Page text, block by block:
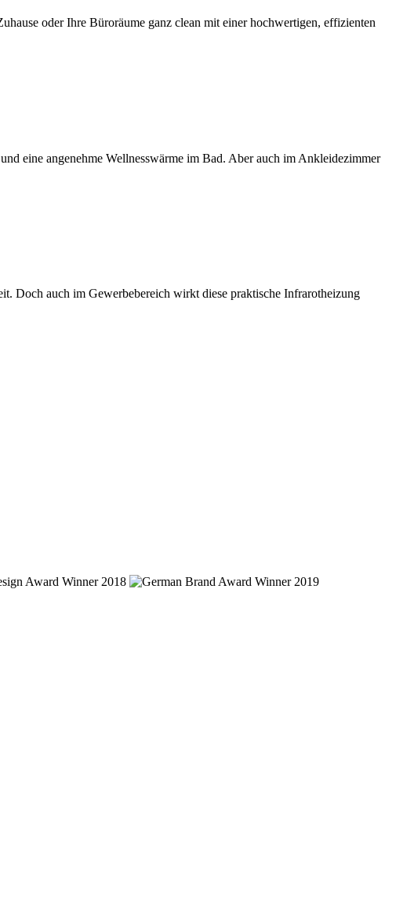
oder Ihre Büroräume ganz clean mit einer hochwertigen, effizienten
eine angenehme Wellnesswärme im Bad. Aber auch im Ankleidezimmer
Doch auch im Gewerbebereich wirkt diese praktische Infrarotheizung